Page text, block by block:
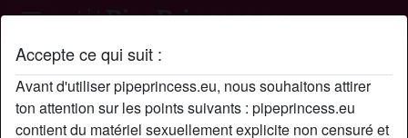
Accepte ce qui suit :
Avant d'utiliser pipeprincess.eu, nous souhaitons attirer
ton attention sur les points suivants : pipeprincess.eu
contient du matériel sexuellement explicite non censuré et
Profil de Meadow